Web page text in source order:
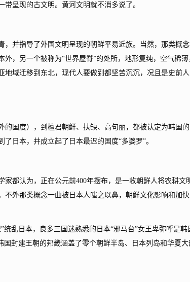
呈现的古文明。黄河文明就不消多说了。
并指导了外国文明呈现的朝鲜平易近族。当然，那类概
，另一个被称为“世界屋脊”的处所，地形复纯，空气稀薄
域迁移到东北，现代人要做到都坚苦沉沉，况且是史前人
国度），到檀君朝鲜、扶缺、高句丽，都被认定为韩国
日本，并成立起了日本最迟的国度“多婆罗”。
都认为，正在公元前400年摆布，是一收朝鲜人将农耕文
外那类概念一曲被日本人嗤之以鼻，朝鲜文化影响和加
日本，良多三国迷熟悉的日本“邪马台”女王卑弥呼是韩
封建王朝的邦畿涵盖了零个朝鲜半岛、日本列岛和华夏大